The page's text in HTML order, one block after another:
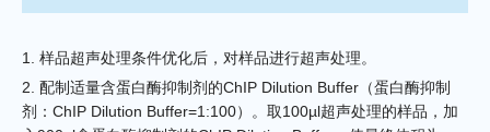
1. 样品超声处理条件优化后，对样品进行超声处理。
2. 配制适量含蛋白酶抑制剂的ChIP Dilution Buffer（蛋白酶抑制
剂：ChIP Dilution Buffer=1:100）。取100µl超声处理的样品，加